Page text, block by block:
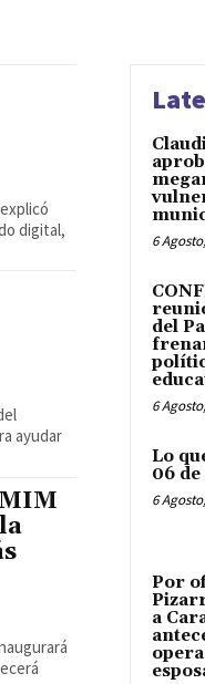
digital,
ayudar
6
del
6
Lo
06
6
Por
a